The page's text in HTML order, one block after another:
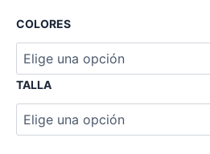
COLORES
TALLA